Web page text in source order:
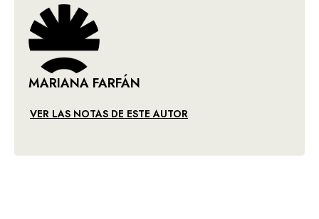
MARIANA FARFÁN
VER LAS NOTAS DE ESTE AUTOR